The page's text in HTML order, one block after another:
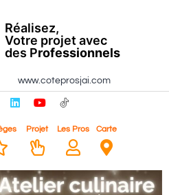
Réalisez,
Votre projet avec
des Professionnels
www.coteprosjai.com
Projet Les Pros Carte